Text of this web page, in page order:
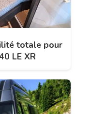
totale pour
LE XR